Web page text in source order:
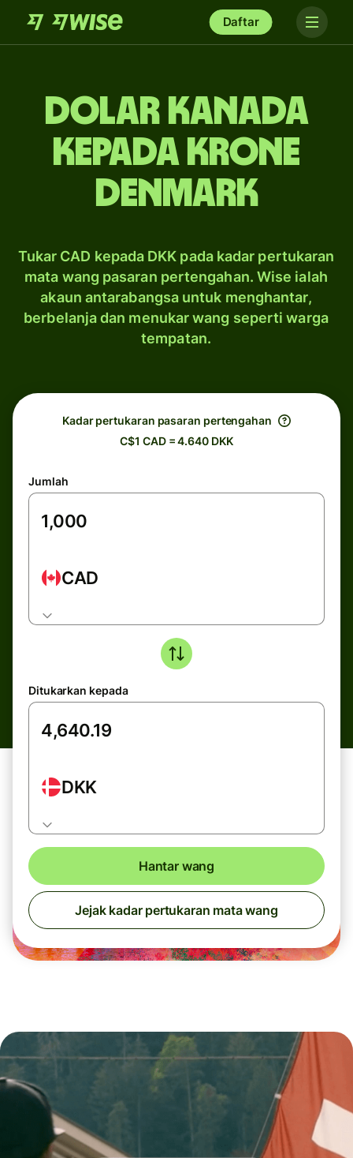
Daftar
dolar Kanada
kepada krone
Denmark
Tukar CAD kepada DKK pada kadar pertukaran
mata wang pasaran pertengahan. Wise ialah
akaun antarabangsa untuk menghantar,
berbelanja dan menukar wang seperti warga
tempatan.
Kadar pertukaran pasaran pertengahan
C$1 CAD = 4.640 DKK
Jumlah
CAD
Ditukarkan kepada
DKK
Hantar wang
Jejak kadar pertukaran mata wang